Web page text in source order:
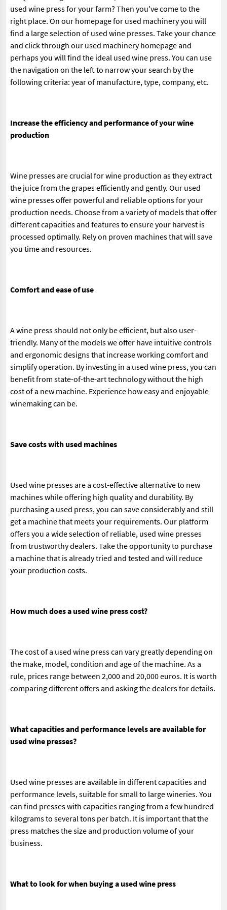
used wine press for your farm? Then you've come to the
right place. On our homepage for used machinery you will
find a large selection of used wine presses. Take your chance
and click through our used machinery homepage and
perhaps you will find the ideal used wine press. You can use
the navigation on the left to narrow your search by the
following criteria: year of manufacture, type, company, etc.
Increase the efficiency and performance of your wine
production
Wine presses are crucial for wine production as they extract
the juice from the grapes efficiently and gently. Our used
wine presses offer powerful and reliable options for your
production needs. Choose from a variety of models that offer
different capacities and features to ensure your harvest is
processed optimally. Rely on proven machines that will save
you time and resources.
Comfort and ease of use
A wine press should not only be efficient, but also user-
friendly. Many of the models we offer have intuitive controls
and ergonomic designs that increase working comfort and
simplify operation. By investing in a used wine press, you can
benefit from state-of-the-art technology without the high
cost of a new machine. Experience how easy and enjoyable
winemaking can be.
Save costs with used machines
Used wine presses are a cost-effective alternative to new
machines while offering high quality and durability. By
purchasing a used press, you can save considerably and still
get a machine that meets your requirements. Our platform
offers you a wide selection of reliable, used wine presses
from trustworthy dealers. Take the opportunity to purchase
a machine that is already tried and tested and will reduce
your production costs.
How much does a used wine press cost?
The cost of a used wine press can vary greatly depending on
the make, model, condition and age of the machine. As a
rule, prices range between 2,000 and 20,000 euros. It is worth
comparing different offers and asking the dealers for details.
What capacities and performance levels are available for
used wine presses?
Used wine presses are available in different capacities and
performance levels, suitable for small to large wineries. You
can find presses with capacities ranging from a few hundred
kilograms to several tons per batch. It is important that the
press matches the size and production volume of your
business.
What to look for when buying a used wine press